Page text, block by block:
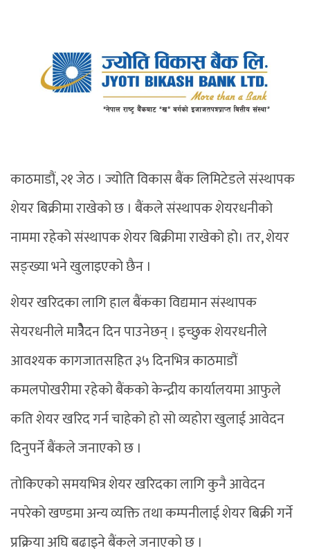
काठमाडौं, २१ जेठ । ज्योति विकास बैंक लिमिटेडले संस्थापक
शेयर बिक्रीमा राखेको छ । बैंकले संस्थापक शेयरधनीको
नाममा रहेको संस्थापक शेयर बिक्रीमा राखेको हो। तर, शेयर
सङ्ख्या भने खुलाइएको छैन ।
शेयर खरिदका लागि हाल बैंकका विद्यमान संस्थापक
सेयरधनीले मात्रैेदन दिन पाउनेछन् । इच्छुक शेयरधनीले
आवश्यक कागजातसहित ३५ दिनभित्र काठमाडौं
कमलपोखरीमा रहेको बैंकको केन्द्रीय कार्यालयमा आफुले
कति शेयर खरिद गर्न चाहेको हो सो व्यहोरा खुलाई आवेदन
दिनुपर्ने बैंकले जनाएको छ ।
तोकिएको समयभित्र शेयर खरिदका लागि कुनै आवेदन
नपरेको खण्डमा अन्य व्यक्ति तथा कम्पनीलाई शेयर बिक्री गर्ने
प्रक्रिया अघि बढाइने बैंकले जनाएको छ ।